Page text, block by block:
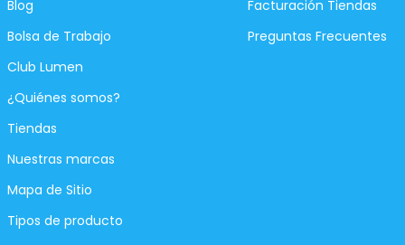
Blog
Bolsa de Trabajo
Club Lumen
¿Quiénes somos?
Tiendas
Nuestras marcas
Mapa de Sitio
Tipos de producto
Facturación Tiendas
Preguntas Frecuentes